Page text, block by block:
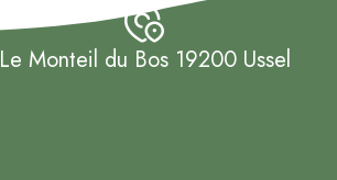
Le Monteil du Bos 19200 Ussel